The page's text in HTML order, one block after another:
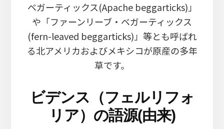
ベガーティックス(Apache beggarticks)」
や「ファーンリーブ・ベガーティックス
(fern-leaved beggarticks)」等とも呼ばれ
る北アメリカおよびメキシコが原産の多年
草です。
ビデンス（フェルリフォ
リア）の語源(由来)